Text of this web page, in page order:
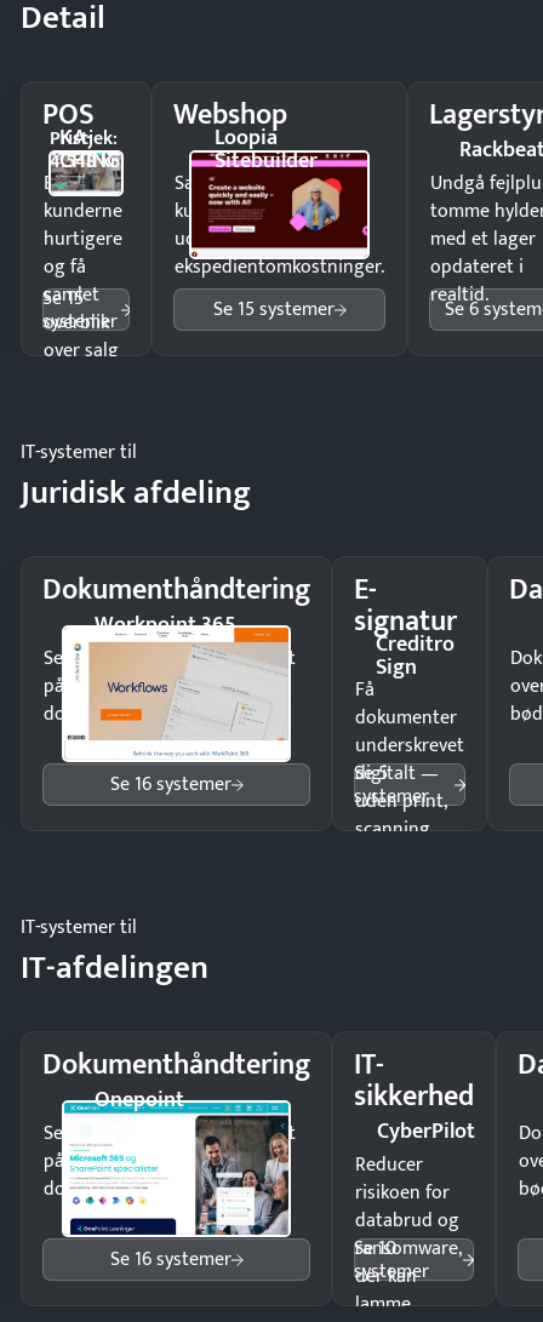
Detail
POS
KA-
CHING
Pristjek:
4.548 kr
Ekspedér
kunderne
hurtigere
og få
samlet
overblik
over salg
Se 15
systemer
Webshop
Loopia
Sitebuilder
Sælg produkter 24/7 til
kunder i hele landet
uden
ekspedientomkostninger.
Se 15 systemer
Undgå
tomme
med et lager
opdateret i
realtid.
Se 6
IT-systemer til
Juridisk afdeling
Dokumenthåndtering
Workpoint 365
Send kontrakter til underskrift
på minutter og mist ingen
dokumenter.
Se 16 systemer
E-
signatur
Creditro
Sign
Få
dokumenter
underskrevet
digitalt —
uden print,
scanning
Se 5
systemer
IT-systemer til
IT-afdelingen
Dokumenthåndtering
Onepoint
Send kontrakter til underskrift
på minutter og mist ingen
dokumenter.
Se 16 systemer
IT-
sikkerhed
CyberPilot
Reducer
risikoen for
databrud og
ransomware,
der kan
lamme
Se 10
systemer